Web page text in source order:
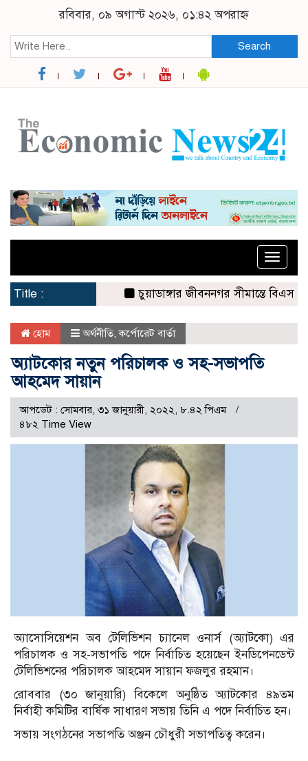
রবিবার, ০৯ অগাস্ট ২০২৬, ০১:৪২ অপরাহ্ন
Search
Toggle
Title :
চুয়াডাঙ্গার জীবননগর সীমান্তে বিএসএফের
হোম অর্থনীতি ,কর্পোরেট বার্তা
অ্যাটকোর নতুন পরিচালক ও সহ-সভাপতি
আহমেদ সায়ান
আপডেট : সোমবার, ৩১ জানুয়ারী, ২০২২, ৮.৪২ পিএম
৪৮২ Time View
অ্যাসোসিয়েশন অব টেলিভিশন চ্যানেল ওনার্স (অ্যাটকো) এর
পরিচালক ও সহ-সভাপতি পদে নির্বাচিত হয়েছেন ইনডিপেনডেন্ট
টেলিভিশনের পরিচালক আহমেদ সায়ান ফজলুর রহমান।
রোববার (৩০ জানুয়ারি) বিকেলে অনুষ্ঠিত অ্যাটকোর ৪৯তম
নির্বাহী কমিটির বার্ষিক সাধারণ সভায় তিনি এ পদে নির্বাচিত হন।
সভায় সংগঠনের সভাপতি অঞ্জন চৌধুরী সভাপতিত্ব করেন।